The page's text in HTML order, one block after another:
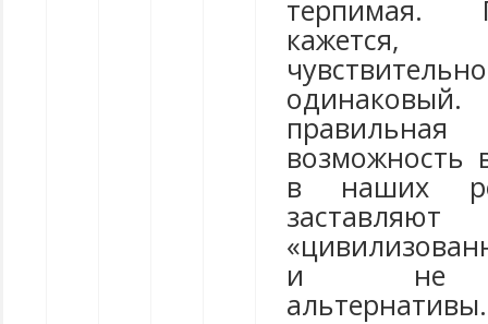
терпимая.
в наших
и не
альтернативы.